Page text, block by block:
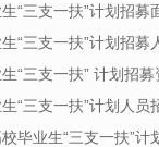
“三支一扶”计划招募
“三支一扶”计划招募
“三支一扶” 计划招
“三支一扶”计划人
毕业生“三支一扶”计